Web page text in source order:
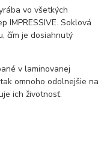
vo všetkých
IMPRESSIVE. Soklová
čím je dosiahnutý
v laminovanej
omnoho odolnejšie na
ich životnosť.